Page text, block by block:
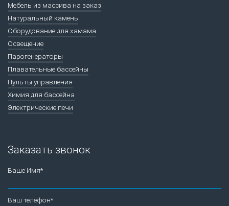
Мебель из массива на заказ
Натуральный камень
Оборудование для хамама
Освещение
Парогенераторы
Плавательные бассейны
Пульты управления
Химия для бассейна
Электрические печи
Заказать звонок
Ваше Имя*
Ваш телефон*